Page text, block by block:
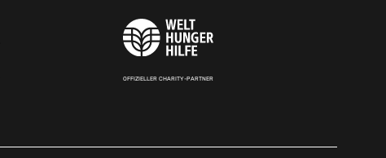
OFFIZIELLER CHARITY-PARTNER